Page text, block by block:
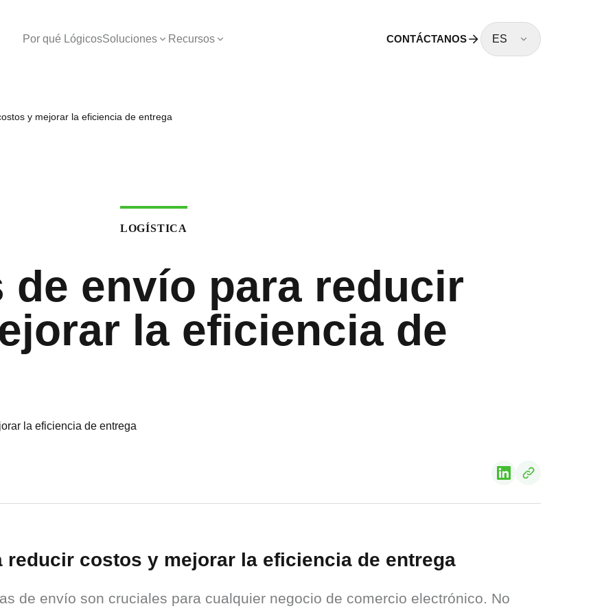
Por qué LógicosSoluciones Recursos CONTÁCTANOS ES
y mejorar la eficiencia de entrega
LOGÍSTICA
de envío para reducir
la eficiencia de
reducir costos y mejorar la eficiencia de entrega
de envío son cruciales para cualquier negocio de comercio electrónico. No